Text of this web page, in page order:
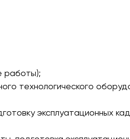
работы);
технологического
эксплуатационных